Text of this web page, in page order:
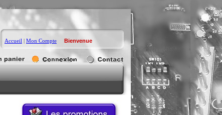
Accueil | Mon Compte Bienvenue